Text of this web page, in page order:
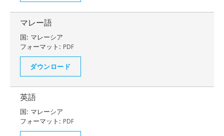
マレー語
国: マレーシア
フォーマット: PDF
ダウンロード
英語
国: マレーシア
フォーマット: PDF